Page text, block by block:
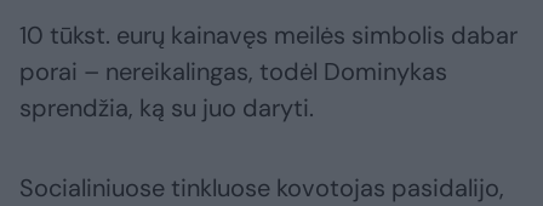
10 tūkst. eurų kainavęs meilės simbolis dabar
porai – nereikalingas, todėl Dominykas
sprendžia, ką su juo daryti.
Socialiniuose tinkluose kovotojas pasidalijo,